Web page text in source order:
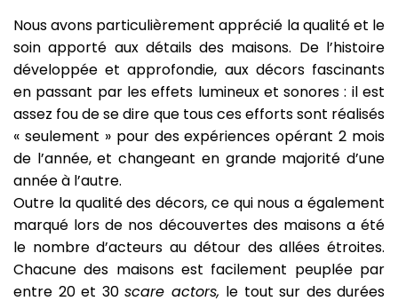
Nous avons particulièrement apprécié la qualité et le
soin apporté aux détails des maisons. De l’histoire
développée et approfondie, aux décors fascinants
en passant par les effets lumineux et sonores : il est
assez fou de se dire que tous ces efforts sont réalisés
« seulement » pour des expériences opérant 2 mois
de l’année, et changeant en grande majorité d’une
année à l’autre.
Outre la qualité des décors, ce qui nous a également
marqué lors de nos découvertes des maisons a été
le nombre d’acteurs au détour des allées étroites.
Chacune des maisons est facilement peuplée par
entre 20 et 30 scare actors, le tout sur des durées